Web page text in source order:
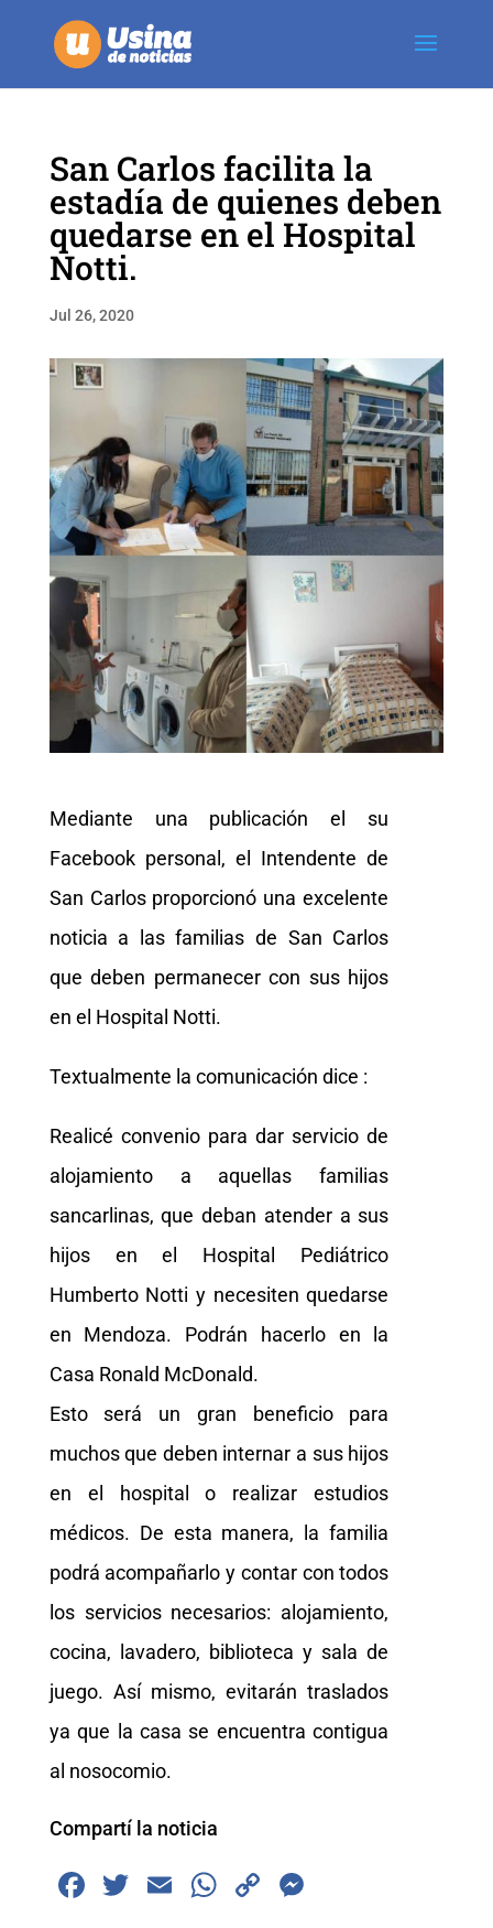
San Carlos facilita la
estadía de quienes deben
quedarse en el Hospital
Notti.
Jul 26, 2020
Mediante una publicación el su
Facebook personal, el Intendente de
San Carlos proporcionó una excelente
noticia a las familias de San Carlos
que deben permanecer con sus hijos
en el Hospital Notti.
Textualmente la comunicación dice :
Realicé convenio para dar servicio de
alojamiento a aquellas familias
sancarlinas, que deban atender a sus
hijos en el Hospital Pediátrico
Humberto Notti y necesiten quedarse
en Mendoza. Podrán hacerlo en la
Casa Ronald McDonald.
Esto será un gran beneficio para
muchos que deben internar a sus hijos
en el hospital o realizar estudios
médicos. De esta manera, la familia
podrá acompañarlo y contar con todos
los servicios necesarios: alojamiento,
cocina, lavadero, biblioteca y sala de
juego. Así mismo, evitarán traslados
ya que la casa se encuentra contigua
al nosocomio.
Compartí la noticia
F
T
E
W
C